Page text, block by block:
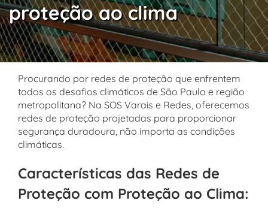
proteção ao clima
Procurando por redes de proteção que enfrentem
todos os desafios climáticos de São Paulo e região
metropolitana? Na SOS Varais e Redes, oferecemos
redes de proteção projetadas para proporcionar
segurança duradoura, não importa as condições
climáticas.
Características das Redes de
Proteção com Proteção ao Clima: